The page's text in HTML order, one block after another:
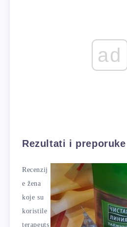
ad
Rezultati i
Recenzij
e žena
koje su
koristile
terapeuts